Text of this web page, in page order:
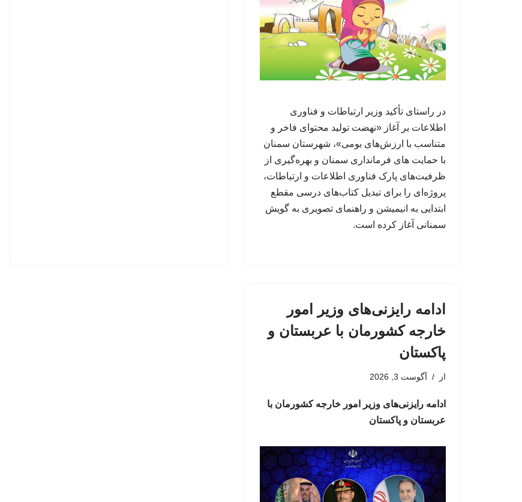
در راستای تأکید وزیر ارتباطات و فناوری
اطلاعات بر آغاز «نهضت تولید محتوای فاخر و
متناسب با ارزش‌های بومی»، شهرستان سمنان
با حمایت های فرمانداری سمنان و بهره‌گیری از
ظرفیت‌های پارک فناوری اطلاعات و ارتباطات،
پروژه‌ای را برای تبدیل کتاب‌های درسی مقطع
ابتدایی به انیمیشن و راهنمای تصویری به گویش
سمنانی آغاز کرده است.
ادامه رایزنی‌های وزیر امور
خارجه کشورمان با عربستان و
پاکستان
از آگوست 3, 2026
ادامه رایزنی‌های وزیر امور خارجه کشورمان با
عربستان و پاکستان